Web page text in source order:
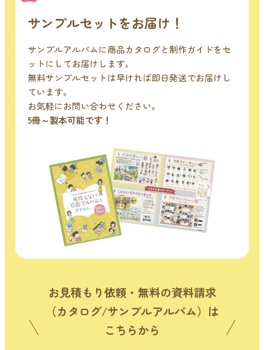
サンプルセットをお届け！
サンプルアルバムに商品カタログと制作ガイドをセ
ットにしてお届けします。
無料サンプルセットは早ければ即日発送でお届けし
ています。
お気軽にお問い合わせください。
5冊～製本可能です！
お見積もり依頼・無料の資料請求
（カタログ/サンプルアルバム）は
こちらから